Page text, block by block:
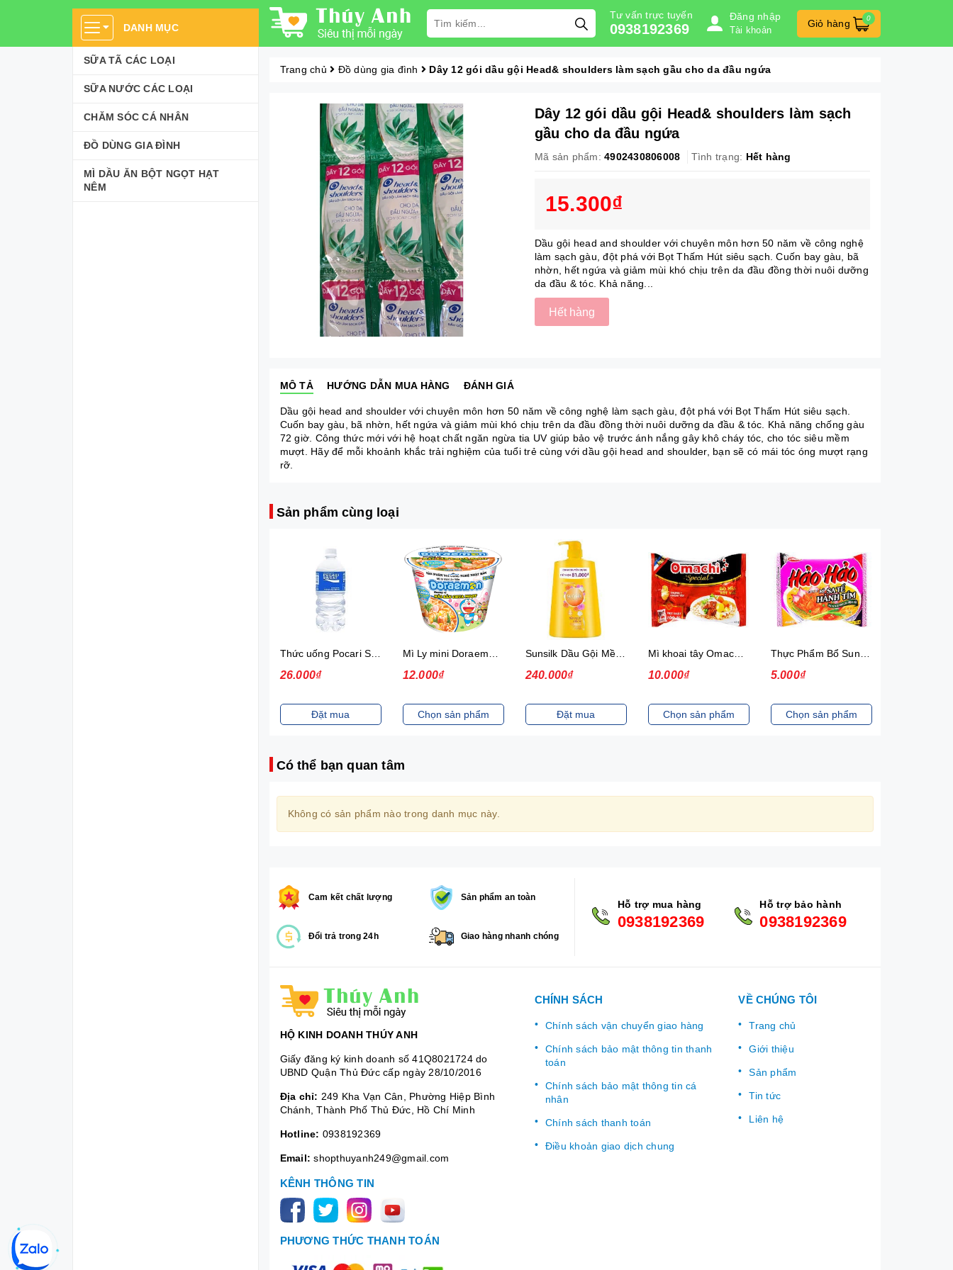
DANH MỤC
SỮA TÃ CÁC LOẠI
SỮA NƯỚC CÁC LOẠI
CHĂM SÓC CÁ NHÂN
ĐỒ DÙNG GIA ĐÌNH
MÌ DẦU ĂN BỘT NGỌT HẠT
NÊM
Tư vấn trực tuyến
0938192369
Đăng nhập
Tài khoản
Giỏ hàng 0
Trang chủ Đồ dùng gia đình Dây 12 gói dầu gội Head& shoulders làm sạch gầu cho da đầu ngứa
Dây 12 gói dầu gội Head& shoulders làm sạch
gầu cho da đầu ngứa
Mã sản phẩm: 4902430806008 Tình trạng: Hết hàng
15.300₫
Dầu gội head and shoulder với chuyên môn hơn 50 năm về công nghệ
làm sạch gàu, đột phá với Bọt Thấm Hút siêu sạch. Cuốn bay gàu, bã
nhờn, hết ngứa và giảm mùi khó chịu trên da đầu đồng thời nuôi dưỡng
da đầu & tóc. Khả năng...
Hết hàng
MÔ TẢ HƯỚNG DẪN MUA HÀNG ĐÁNH GIÁ
Dầu gội head and shoulder với chuyên môn hơn 50 năm về công nghệ làm sạch gàu, đột phá với Bọt Thấm Hút siêu sạch.
Cuốn bay gàu, bã nhờn, hết ngứa và giảm mùi khó chịu trên da đầu đồng thời nuôi dưỡng da đầu & tóc. Khả năng chống gàu
72 giờ. Công thức mới với hệ hoạt chất ngăn ngừa tia UV giúp bảo vệ trước ánh nắng gây khô cháy tóc, cho tóc siêu mềm
mượt. Hãy để mỗi khoảnh khắc trải nghiệm của tuổi trẻ cùng với dầu gội head and shoulder, bạn sẽ có mái tóc óng mượt rạng
rỡ.
Sản phẩm cùng loại
26.000₫
Đặt mua
12.000₫
Chọn sản phẩm
240.000₫
Đặt mua
Mì khoai tây Omachi Special bò hầm xốt vang gói 92g (có gói thịt thật)
10.000₫
Chọn sản phẩm
5.000₫
Chọn sản phẩm
Có thể bạn quan tâm
Không có sản phẩm nào trong danh mục này.
Cam kết chất lượng Sản phẩm an toàn
Đổi trả trong 24h Giao hàng nhanh chóng
Hỗ trợ mua hàng
0938192369
Hỗ trợ bảo hành
0938192369
HỘ KINH DOANH THÚY ANH
Giấy đăng ký kinh doanh số 41Q8021724 do
UBND Quận Thủ Đức cấp ngày 28/10/2016
Địa chỉ: 249 Kha Vạn Cân, Phường Hiệp Bình
Chánh, Thành Phố Thủ Đức, Hồ Chí Minh
Hotline: 0938192369
Email: shopthuyanh249@gmail.com
KÊNH THÔNG TIN
PHƯƠNG THỨC THANH TOÁN
CHÍNH SÁCH
Chính sách vận chuyển giao hàng
Chính sách bảo mật thông tin thanh
toán
Chính sách bảo mật thông tin cá
nhân
Chính sách thanh toán
Điều khoản giao dịch chung
VỀ CHÚNG TÔI
Trang chủ
Giới thiệu
Sản phẩm
Tin tức
Liên hệ